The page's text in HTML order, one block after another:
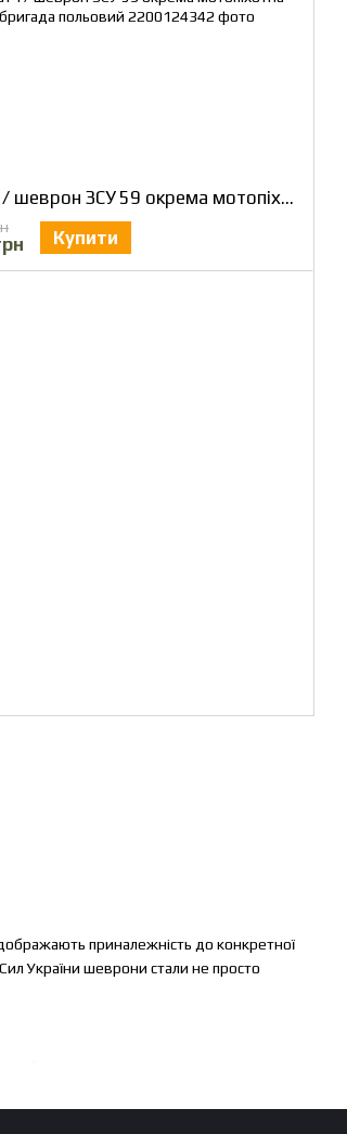
приналежність до конкретної
України шеврони стали не просто
Патч / шеврон ЗСУ 59 окрема мотопіхотна бригада польовий
Купити